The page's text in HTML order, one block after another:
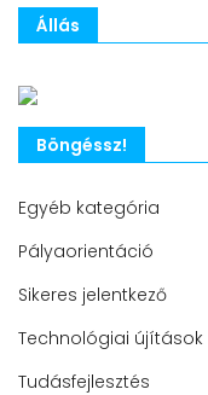
Állás
Böngéssz!
Egyéb kategória
Pályaorientáció
Sikeres jelentkező
Technológiai újítások
Tudásfejlesztés